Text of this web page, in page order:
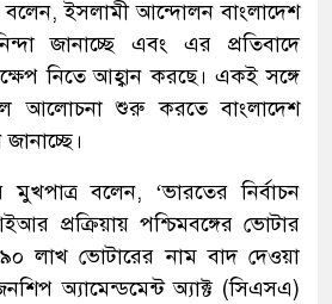
ইসলামী আন্দোলন বাংলাদেশ
জানাচ্ছে এবং এর প্রতিবাদে
নিতে আহ্বান করছে। একই সঙ্গে
আলোচনা শুরু করতে বাংলাদেশ
বলেন, ‘ভারতের নির্বাচন
প্রক্রিয়ায় পশ্চিমবঙ্গের ভোটার
লাখ ভোটারের নাম বাদ দেওয়া
অ্যামেন্ডমেন্ট অ্যাক্ট (সিএসএ)